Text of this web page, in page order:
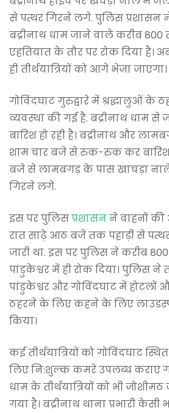
से पत्थर गिरने लगे. पुलिस प्रशासन
बद्रीनाथ धाम जाने वाले करीब 800
एहतियात के तौर पर रोक दिया है।
ही तीर्थयात्रियों को आगे भेजा जाएगा।
गोविंदघाट गुरुद्वारे में श्रद्धालुओं के
व्यवस्था की गई है. बद्रीनाथ धाम
बारिश हो रही है। बद्रीनाथ और
शाम चार बजे से रुक-रुक कर बारिश
बजे से लामबगड़ के पास खाचड़ा नाले
गिरने लगे.
इस पर पुलिसप्रशासनने वाहनों की
रात साढ़े आठ बजे तक पहाड़ी से
जारी था. इस पर पुलिस ने करीब 800
पांडुकेश्वर में ही रोक दिया। पुलिस ने
पांडुकेश्वर और गोविंदघाट में होटलों
ठहरने के लिए कहने के लिए
किया।
कई तीर्थयात्रियों को गोविंदघाट
लिए नि:शुल्क कमरे उपलब्ध कराए
धाम के तीर्थयात्रियों को भी
गया है। बद्रीनाथ थाना प्रभारी केसी